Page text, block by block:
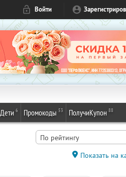
Войти
Дети 6 Промокоды 53 ПолучиКупон 88
По рейтингу
Показать на